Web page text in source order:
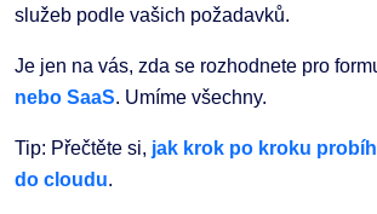
služeb podle vašich požadavků.
Je jen na vás, zda se rozhodnete pro
nebo SaaS. Umíme všechny.
Tip: Přečtěte si, jak krok po kroku
do cloudu.